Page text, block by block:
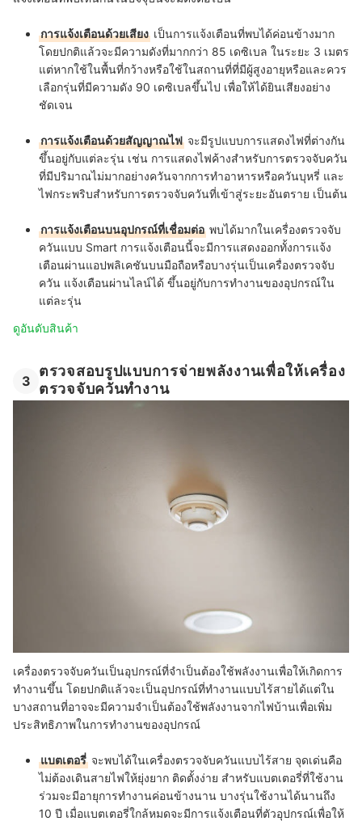
การแจ้งเตือนด้วยเสียง เป็นการแจ้งเตือนที่พบได้ค่อนข้างมาก
โดยปกติแล้วจะมีความดังที่มากกว่า 85 เดซิเบล ในระยะ 3 เมตร
แต่หากใช้ในพื้นที่กว้างหรือใช้ในสถานที่ที่มีผู้สูงอายุหรือและควร
เลือกรุ่นที่มีความดัง 90 เดซิเบลขึ้นไป เพื่อให้ได้ยินเสียงอย่าง
ชัดเจน
การแจ้งเตือนด้วยสัญญาณไฟ จะมีรูปแบบการแสดงไฟที่ต่างกัน
ขึ้นอยู่กับแต่ละรุ่น เช่น การแสดงไฟค้างสำหรับการตรวจจับควัน
ที่มีปริมาณไม่มากอย่างควันจากการทำอาหารหรือควันบุหรี่ และ
ไฟกระพริบสำหรับการตรวจจับควันที่เข้าสู่ระยะอันตราย เป็นต้น
การแจ้งเตือนบนอุปกรณ์ที่เชื่อมต่อ พบได้มากในเครื่องตรวจจับ
ควันแบบ Smart การแจ้งเตือนนี้จะมีการแสดงออกทั้งการแจ้ง
เตือนผ่านแอปพลิเคชันบนมือถือหรือบางรุ่นเป็นเครื่องตรวจจับ
ควัน แจ้งเตือนผ่านไลน์ได้ ขึ้นอยู่กับการทำงานของอุปกรณ์ใน
แต่ละรุ่น
ดูอันดับสินค้า
3
ตรวจสอบรูปแบบการจ่ายพลังงานเพื่อให้เครื่อง
ตรวจจับควันทำงาน
เครื่องตรวจจับควันเป็นอุปกรณ์ที่จำเป็นต้องใช้พลังงานเพื่อให้เกิดการ
ทำงานขึ้น โดยปกติแล้วจะเป็นอุปกรณ์ที่ทำงานแบบไร้สายได้แต่ใน
บางสถานที่อาจจะมีความจำเป็นต้องใช้พลังงานจากไฟบ้านเพื่อเพิ่ม
ประสิทธิภาพในการทำงานของอุปกรณ์
แบตเตอรี่ จะพบได้ในเครื่องตรวจจับควันแบบไร้สาย จุดเด่นคือ
ไม่ต้องเดินสายไฟให้ยุ่งยาก ติดตั้งง่าย สำหรับแบตเตอรี่ที่ใช้งาน
ร่วมจะมีอายุการทำงานค่อนข้างนาน บางรุ่นใช้งานได้นานถึง
10 ปี เมื่อแบตเตอรี่ใกล้หมดจะมีการแจ้งเตือนที่ตัวอุปกรณ์เพื่อให้